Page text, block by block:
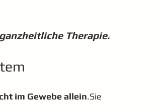
Therapie.
im Gewebe allein.Sie